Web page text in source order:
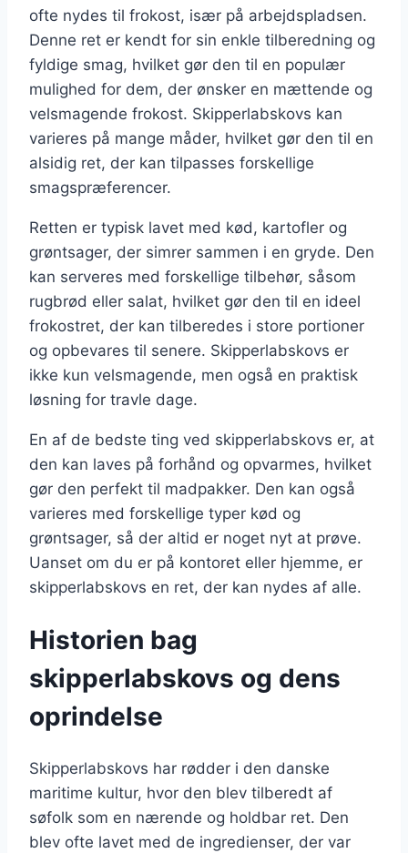
ofte nydes til frokost, især på arbejdspladsen.
Denne ret er kendt for sin enkle tilberedning og
fyldige smag, hvilket gør den til en populær
mulighed for dem, der ønsker en mættende og
velsmagende frokost. Skipperlabskovs kan
varieres på mange måder, hvilket gør den til en
alsidig ret, der kan tilpasses forskellige
smagspræferencer.
Retten er typisk lavet med kød, kartofler og
grøntsager, der simrer sammen i en gryde. Den
kan serveres med forskellige tilbehør, såsom
rugbrød eller salat, hvilket gør den til en ideel
frokostret, der kan tilberedes i store portioner
og opbevares til senere. Skipperlabskovs er
ikke kun velsmagende, men også en praktisk
løsning for travle dage.
En af de bedste ting ved skipperlabskovs er, at
den kan laves på forhånd og opvarmes, hvilket
gør den perfekt til madpakker. Den kan også
varieres med forskellige typer kød og
grøntsager, så der altid er noget nyt at prøve.
Uanset om du er på kontoret eller hjemme, er
skipperlabskovs en ret, der kan nydes af alle.
Historien bag
skipperlabskovs og dens
oprindelse
Skipperlabskovs har rødder i den danske
maritime kultur, hvor den blev tilberedt af
søfolk som en nærende og holdbar ret. Den
blev ofte lavet med de ingredienser, der var